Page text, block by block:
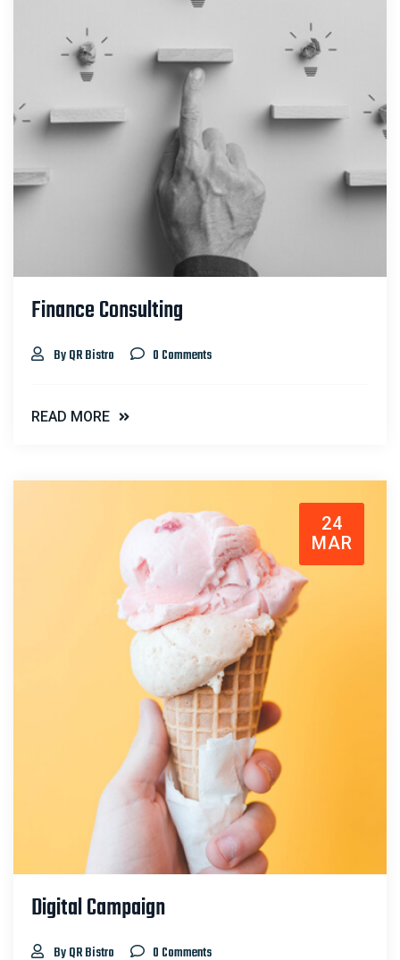
Finance Consulting
By QR Bistro 0 Comments
READ MORE
24
MAR
Digital Campaign
By QR Bistro 0 Comments